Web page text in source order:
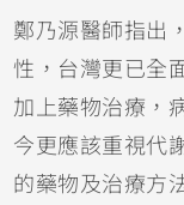
鄭乃源醫師指出
性，台灣更已全
加上藥物治療，
今更應該重視代
的藥物及治療方